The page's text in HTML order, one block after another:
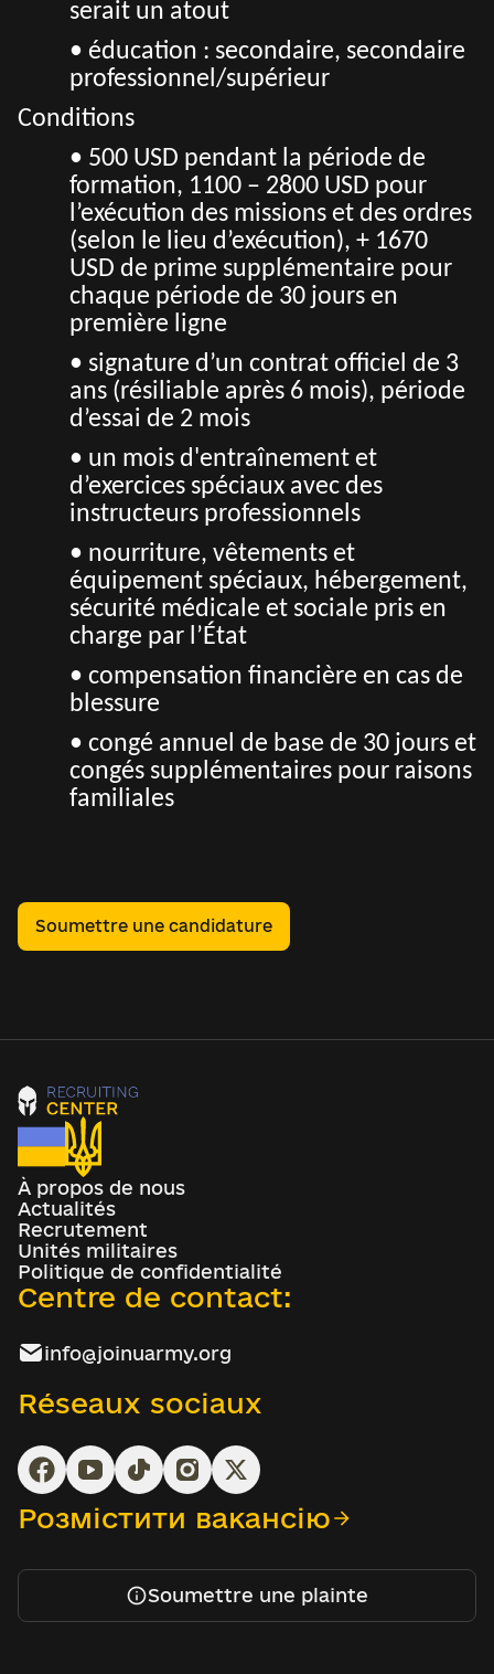
serait un atout
• éducation : secondaire, secondaire
professionnel/supérieur
Conditions
• 500 USD pendant la période de
formation, 1100 – 2800 USD pour
l’exécution des missions et des ordres
(selon le lieu d’exécution), + 1670
USD de prime supplémentaire pour
chaque période de 30 jours en
première ligne
• signature d’un contrat officiel de 3
ans (résiliable après 6 mois), période
d’essai de 2 mois
• un mois d'entraînement et
d’exercices spéciaux avec des
instructeurs professionnels
• nourriture, vêtements et
équipement spéciaux, hébergement,
sécurité médicale et sociale pris en
charge par l’État
• compensation financière en cas de
blessure
• congé annuel de base de 30 jours et
congés supplémentaires pour raisons
familiales
Soumettre une candidature
À propos de nous
Actualités
Recrutement
Unités militaires
Politique de confidentialité
Centre de contact:
info@joinuarmy.org
Réseaux sociaux
Розмістити вакансію
Soumettre une plainte